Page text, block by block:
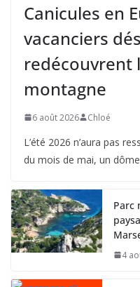
Canicules en
vacanciers
redécouvrent
montagne
6 août 2026 Chloé
L’été 2026 n’aura pas
du mois de mai, un
Parc
4